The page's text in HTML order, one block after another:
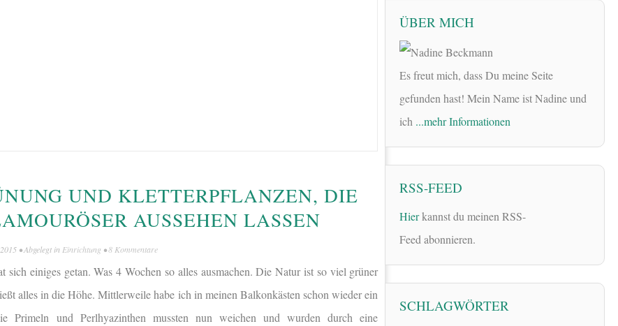
UND KLETTERPFLANZEN, DIE
AUSSEHEN LASSEN
• Abgelegt in Einrichtung •8 Kommentare
sich einiges getan. Was 4 Wochen so alles ausmachen. Die Natur ist so viel grüner
alles in die Höhe. Mittlerweile habe ich in meinen Balkonkästen schon wieder ein
Primeln und Perlhyazinthen mussten nun weichen und wurden durch eine
ÜBER MICH
Es freut mich, dass Du meine Seite
gefunden hast! Mein Name ist Nadine und
ich ...mehr Informationen
RSS-FEED
Hierkannst du meinen RSS-
Feed abonnieren.
SCHLAGWÖRTER